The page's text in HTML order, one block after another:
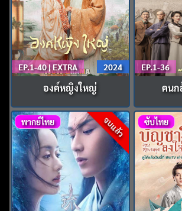
EP.1-40 | EXTRA 2024
องค์หญิงใหญ่
EP.1-36
คนก
จบแล้ว
พากย์ไทย ซับไทย